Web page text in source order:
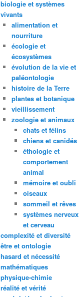
biologie et systèmes
vivants
alimentation et
nourriture
écologie et
écosystèmes
évolution de la vie et
paléontologie
histoire de la Terre
plantes et botanique
vieillissement
zoologie et animaux
chats et félins
chiens et canidés
éthologie et
comportement
animal
mémoire et oubli
oiseaux
sommeil et rêves
systèmes nerveux
et cerveau
complexité et diversité
être et ontologie
hasard et nécessité
mathématiques
physique-chimie
réalité et vérité